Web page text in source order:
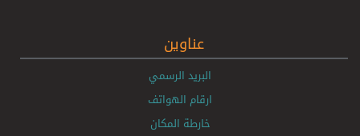
عناوين
البريد الرسمي
ارقام الهواتف
خارطة المكان